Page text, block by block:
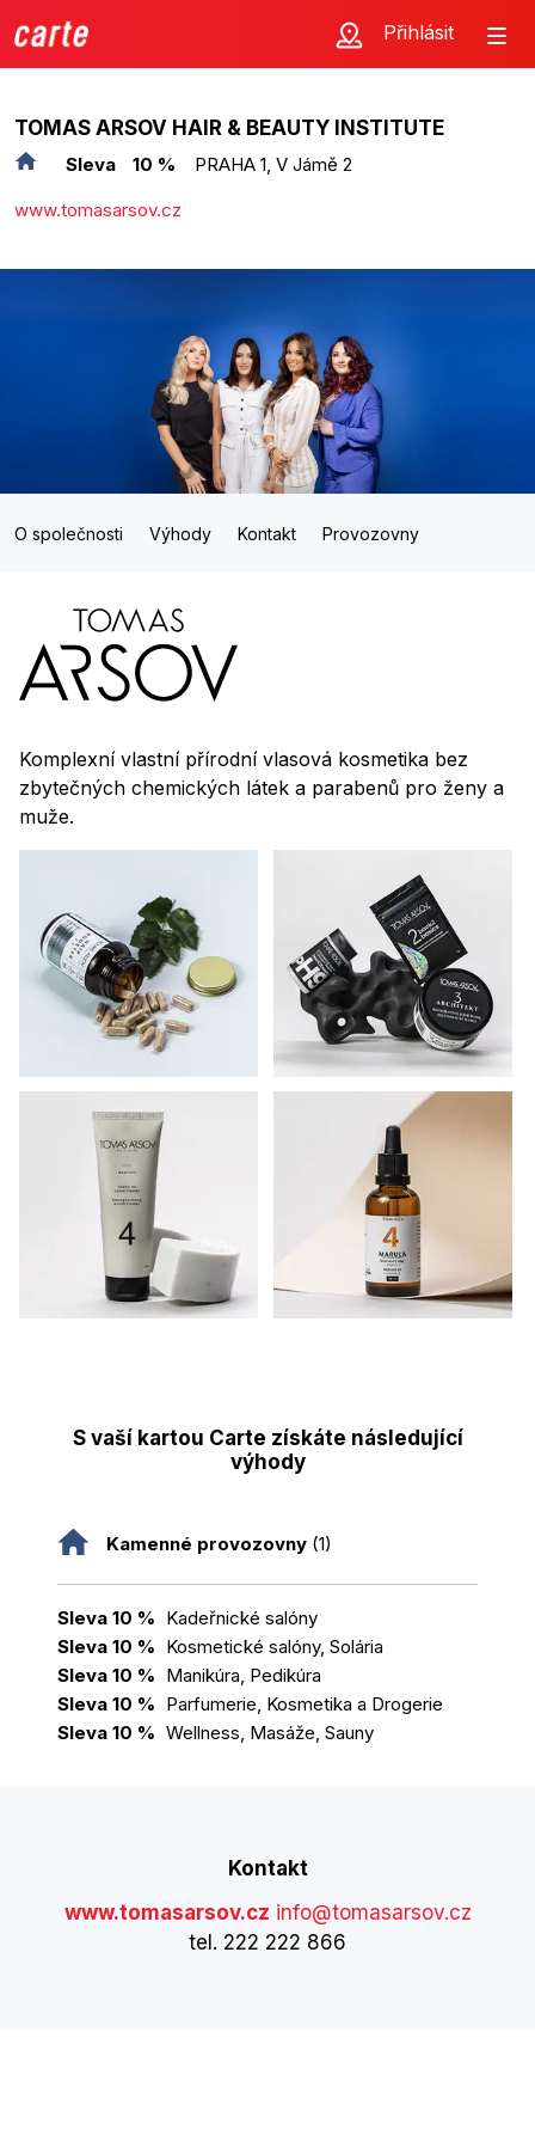
Přihlásit
TOMAS ARSOV HAIR & BEAUTY INSTITUTE
Sleva 10 %
PRAHA 1, V Jámě 2
www.tomasarsov.cz
O společnosti Výhody Kontakt Provozovny
Komplexní vlastní přírodní vlasová kosmetika bez
zbytečných chemických látek a parabenů pro ženy a
muže.
S vaší kartou Carte získáte následující
výhody
Kamenné provozovny (1)
Sleva 10 % Kadeřnické salóny
Sleva 10 % Kosmetické salóny, Solária
Sleva 10 % Manikúra, Pedikúra
Sleva 10 % Parfumerie, Kosmetika a Drogerie
Sleva 10 % Wellness, Masáže, Sauny
Kontakt
www.tomasarsov.cz info@tomasarsov.cz
tel. 222 222 866